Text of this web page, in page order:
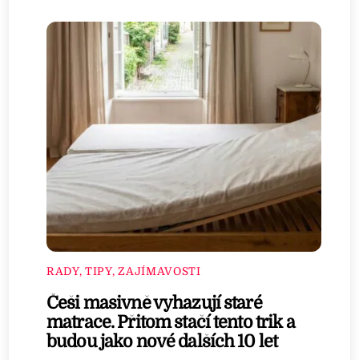
RADY, TIPY, ZAJÍMAVOSTI
Češi masivně vyhazují staré
matrace. Přitom stačí tento trik a
budou jako nové dalších 10 let